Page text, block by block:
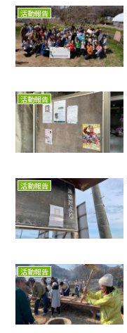
活動報告
活動報告
活動報告
活動報告